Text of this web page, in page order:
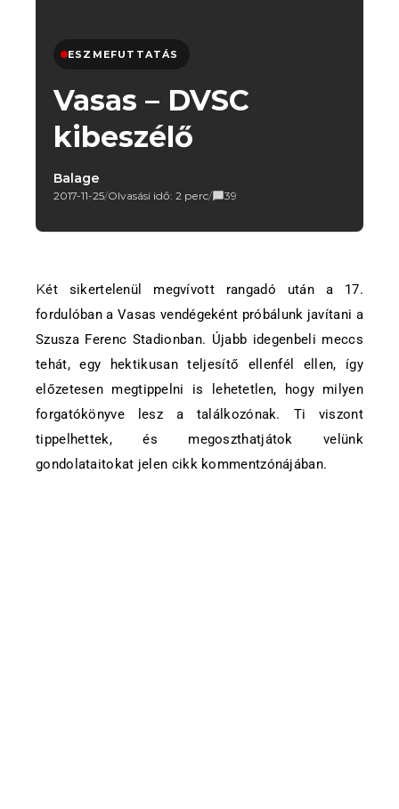
ESZMEFUTTATÁS
Vasas – DVSC
kibeszélő
Balage
2017-11-25/Olvasási idő: 2 perc/ 39
Két sikertelenül megvívott rangadó után a 17.
fordulóban a Vasas vendégeként próbálunk javítani a
Szusza Ferenc Stadionban. Újabb idegenbeli meccs
tehát, egy hektikusan teljesítő ellenfél ellen, így
előzetesen megtippelni is lehetetlen, hogy milyen
forgatókönyve lesz a találkozónak. Ti viszont
tippelhettek, és megoszthatjátok velünk
gondolataitokat jelen cikk kommentzónájában.